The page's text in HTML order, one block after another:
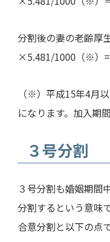
分割後の妻の老齢厚
×5.481/1000 （※）
（※）平成15年4月
になります。加入期
３号分割
３号分割も婚姻期間
分割するという意味
合意分割と以下の点